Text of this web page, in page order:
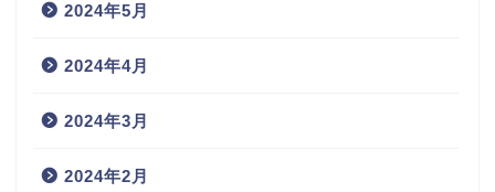
2024年5月
2024年4月
2024年3月
2024年2月